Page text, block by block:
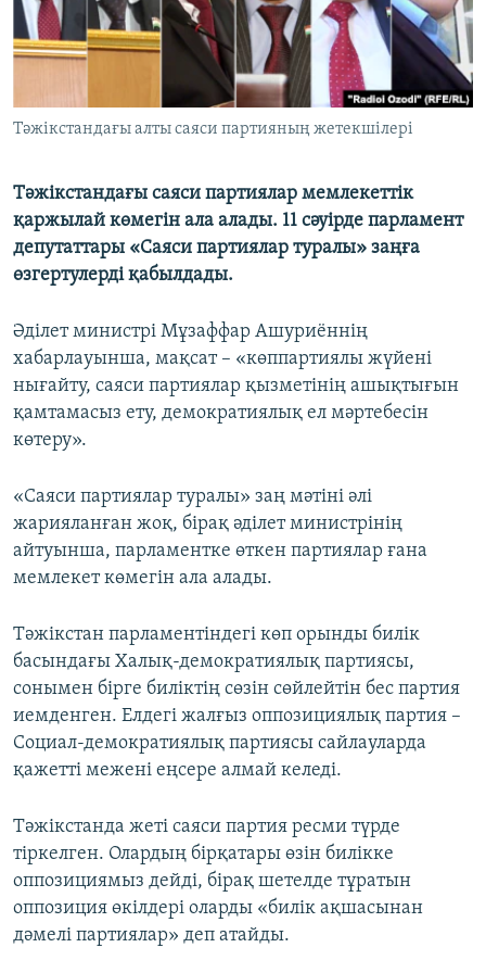
Тәжікстандағы алты саяси партияның жетекшілері
Тәжікстандағы саяси партиялар мемлекеттік
қаржылай көмегін ала алады. 11 сәуірде парламент
депутаттары «Саяси партиялар туралы» заңға
өзгертулерді қабылдады.
Әділет министрі Мұзаффар Ашуриённің
хабарлауынша, мақсат – «көппартиялы жүйені
нығайту, саяси партиялар қызметінің ашықтығын
қамтамасыз ету, демократиялық ел мәртебесін
көтеру».
«Саяси партиялар туралы» заң мәтіні әлі
жарияланған жоқ, бірақ әділет министрінің
айтуынша, парламентке өткен партиялар ғана
мемлекет көмегін ала алады.
Тәжікстан парламентіндегі көп орынды билік
басындағы Халық-демократиялық партиясы,
сонымен бірге биліктің сөзін сөйлейтін бес партия
иемденген. Елдегі жалғыз оппозициялық партия –
Социал-демократиялық партиясы сайлауларда
қажетті межені еңсере алмай келеді.
Тәжікстанда жеті саяси партия ресми түрде
тіркелген. Олардың бірқатары өзін билікке
оппозициямыз дейді, бірақ шетелде тұратын
оппозиция өкілдері оларды «билік ақшасынан
дәмелі партиялар» деп атайды.